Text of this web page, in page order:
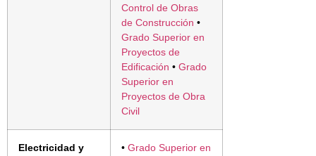
Control de Obras
de Construcción •
Grado Superior en
Proyectos de
Edificación • Grado
Superior en
Proyectos de Obra
Civil
Electricidad y
• Grado Superior en